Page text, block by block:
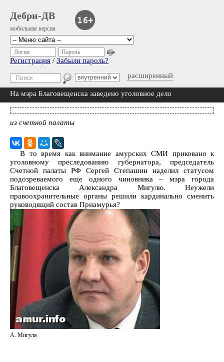
Дебри-ДВ
мобильная версия
расширенный
Логин Пароль
Регистрация / Забыли пароль?
На мэра Благовещенска заведено уголовное дело
из счетной палаты
В то время как внимание амурских СМИ приковано к
уголовному преследованию губернатора, председатель
Счетной палаты РФ Сергей Степашин наделил статусом
подозреваемого еще одного чиновника – мэра города
Благовещенска Александра Мигулю. Неужели
правоохранительные органы решили кардинально сменить
руководящий состав Приамурья?
А. Мигуля